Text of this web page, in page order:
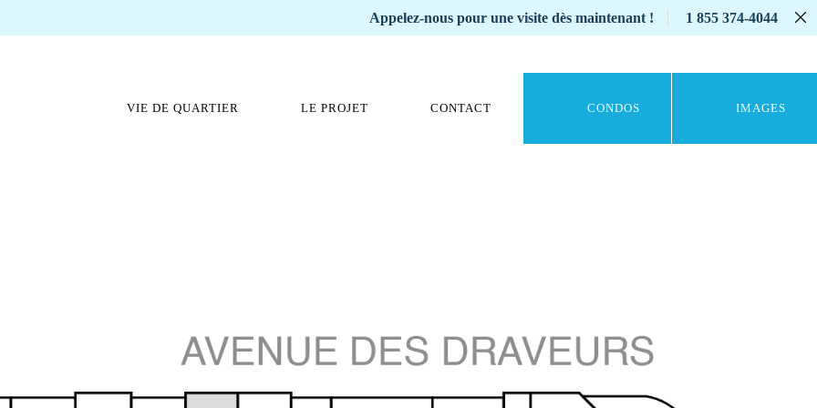
Appelez-nous pour une visite dès maintenant ! 1 855 374-4044
VIE DE QUARTIER LE PROJET CONTACT CONDOS IMAGES